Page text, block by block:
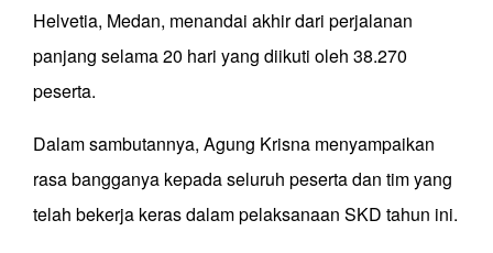
Helvetia, Medan, menandai akhir dari perjalanan
panjang selama 20 hari yang diikuti oleh 38.270
peserta.
Dalam sambutannya, Agung Krisna menyampaikan
rasa bangganya kepada seluruh peserta dan tim yang
telah bekerja keras dalam pelaksanaan SKD tahun ini.